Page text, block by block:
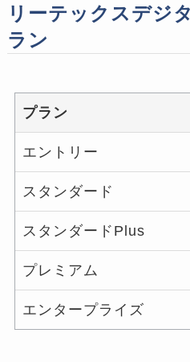
リーテックスデジ
ラン
プラン
エントリー
スタンダード
スタンダードPlus
プレミアム
エンタープライズ